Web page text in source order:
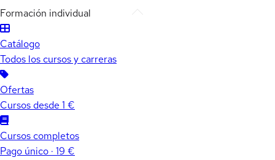
Formación individual
Catálogo
Todos los cursos y carreras
Ofertas
Cursos desde 1 €
Cursos completos
Pago único · 19 €